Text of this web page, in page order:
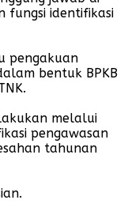
fungsi identifikasi
pengakuan
bentuk BPKB
melalui
pengawasan
tahunan